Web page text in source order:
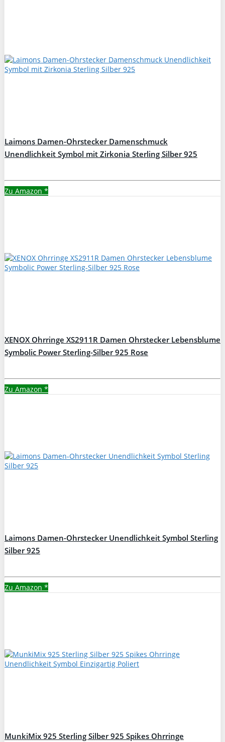
Laimons Damen-Ohrstecker Damenschmuck
Unendlichkeit Symbol mit Zirkonia Sterling Silber 925
Zu Amazon *
XENOX Ohrringe XS2911R Damen Ohrstecker Lebensblume
Symbolic Power Sterling-Silber 925 Rose
Zu Amazon *
Laimons Damen-Ohrstecker Unendlichkeit Symbol Sterling
Silber 925
Zu Amazon *
MunkiMix 925 Sterling Silber 925 Spikes Ohrringe